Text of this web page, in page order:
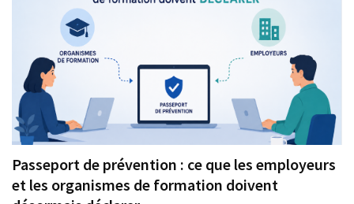
Passeport de prévention : ce que les employeurs
et les organismes de formation doivent